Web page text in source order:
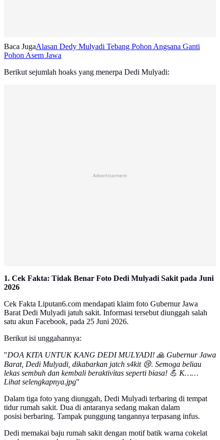
Baca JugaAlasan Dedy Mulyadi Tebang Pohon Angsana Ganti
Pohon Asem Jawa
Berikut sejumlah hoaks yang menerpa Dedi Mulyadi:
Advertisement
1. Cek Fakta: Tidak Benar Foto Dedi Mulyadi Sakit pada Juni
2026
Cek Fakta Liputan6.com mendapati klaim foto Gubernur Jawa
Barat Dedi Mulyadi jatuh sakit. Informasi tersebut diunggah salah
satu akun Facebook, pada 25 Juni 2026.
Berikut isi unggahannya:
"DOA KITA UNTUK KANG DEDI MULYADI! 🙏 Gubernur Jawa
Barat, Dedi Mulyadi, dikabarkan jatch s4kit 😢. Semoga beliau
lekas sembuh dan kembali beraktivitas seperti biasa! 💪 K……
Lihat selengkapnya.jpg"
Dalam tiga foto yang diunggah, Dedi Mulyadi terbaring di tempat
tidur rumah sakit. Dua di antaranya sedang makan dalam
posisi berbaring. Tampak punggung tangannya terpasang infus.
Dedi memakai baju rumah sakit dengan motif batik warna cokelat